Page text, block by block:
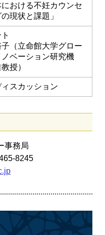
における不妊カウンセ
現状と課題」
（立命館大学グロー
ベーション研究機
授）
スカッション
事務局
8245